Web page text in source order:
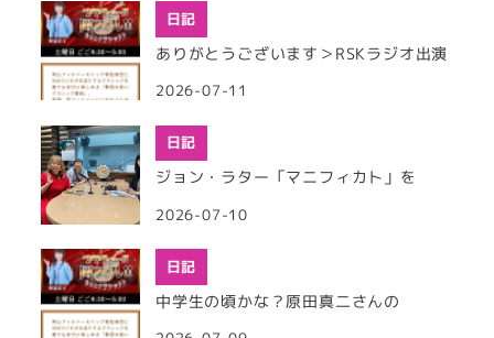
日記
ありがとうございます＞RSKラジオ出演
2026-07-11
日記
ジョン・ラター「マニフィカト」を
2026-07-10
日記
中学生の頃かな？原田真二さんの